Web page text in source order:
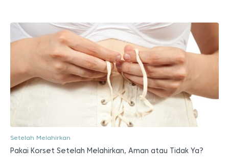
Setelah Melahirkan
Pakai Korset Setelah Melahirkan, Aman atau Tidak Ya?